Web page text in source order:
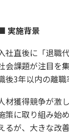
実施背景
社直後に「退職
会課題が注目を
後3年以内の離職
材獲得競争が激
策に取り組み始
るが、大きな改